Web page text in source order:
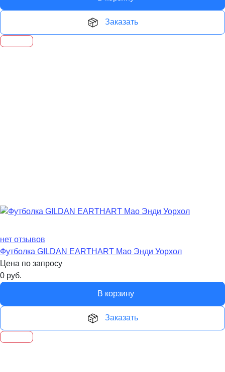
Заказать
нет отзывов
Футболка GILDAN EARTHART Мао Энди Уорхол
Цена по запросу
0 руб.
В корзину
Заказать